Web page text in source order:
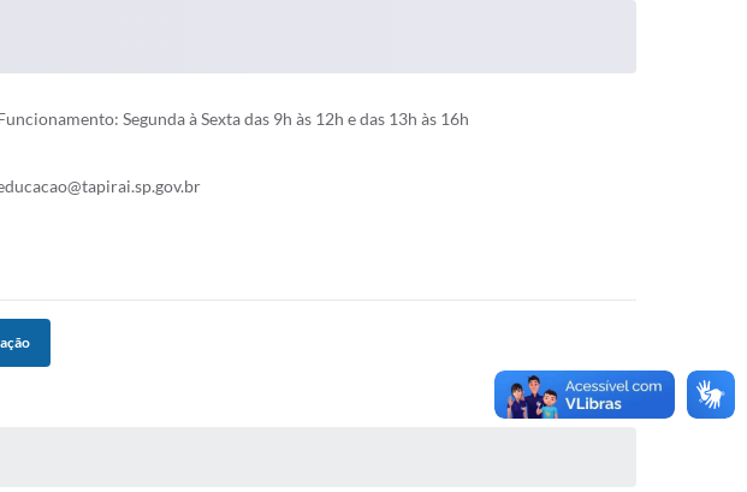
Segunda à Sexta das 9h às 12h e das 13h às 16h